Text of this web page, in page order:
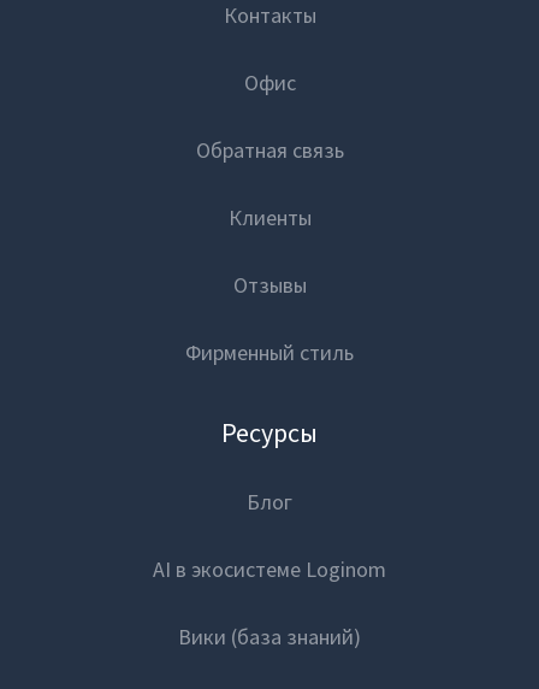
Контакты
Офис
Обратная связь
Клиенты
Отзывы
Фирменный стиль
Ресурсы
Блог
AI в экосистеме Loginom
Вики (база знаний)